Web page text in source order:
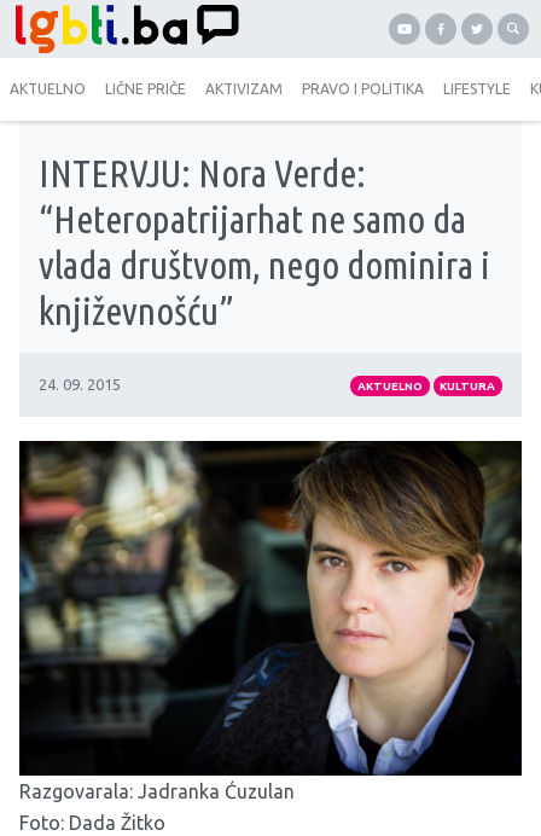
AKTUELNO LIČNE PRIČE AKTIVIZAM PRAVO I POLITIKA LIFESTYLE
INTERVJU: Nora Verde:
“Heteropatrijarhat ne samo da
vlada društvom, nego dominira i
književnošću”
24. 09. 2015 AKTUELNO KULTURA
Razgovarala: Jadranka Ćuzulan
Foto: Dada Žitko